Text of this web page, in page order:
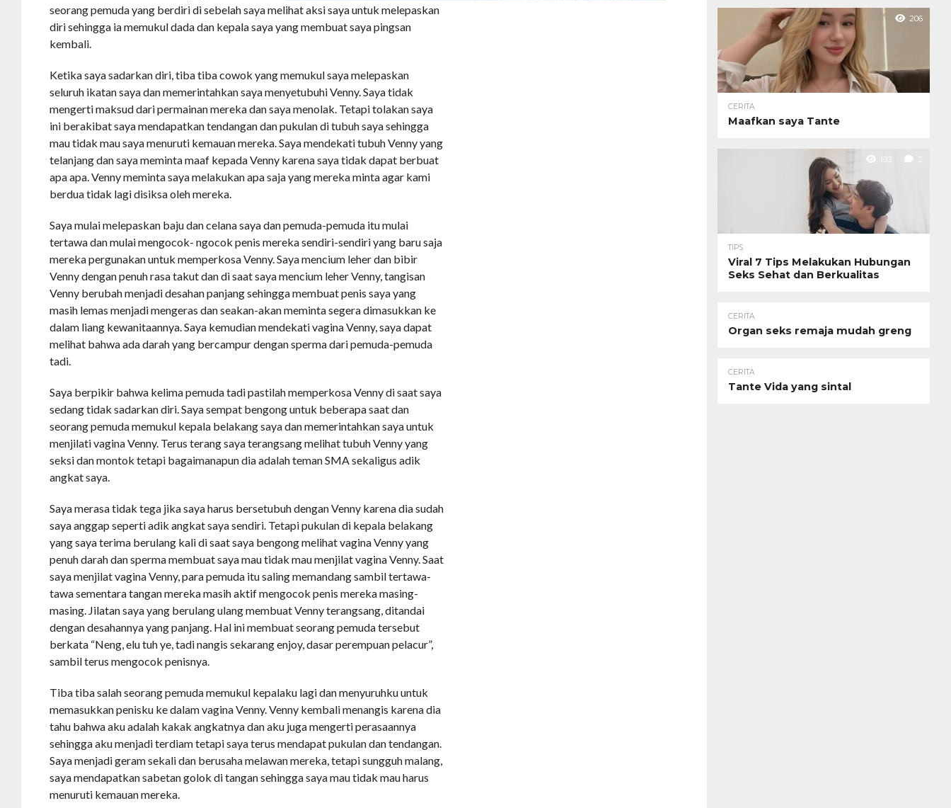
seorang pemuda yang berdiri di sebelah saya melihat aksi saya untuk melepaskan
diri sehingga ia memukul dada dan kepala saya yang membuat saya pingsan
kembali.
Ketika saya sadarkan diri, tiba tiba cowok yang memukul saya melepaskan
seluruh ikatan saya dan memerintahkan saya menyetubuhi Venny. Saya tidak
mengerti maksud dari permainan mereka dan saya menolak. Tetapi tolakan saya
ini berakibat saya mendapatkan tendangan dan pukulan di tubuh saya sehingga
mau tidak mau saya menuruti kemauan mereka. Saya mendekati tubuh Venny yang
telanjang dan saya meminta maaf kepada Venny karena saya tidak dapat berbuat
apa apa. Venny meminta saya melakukan apa saja yang mereka minta agar kami
berdua tidak lagi disiksa oleh mereka.
Saya mulai melepaskan baju dan celana saya dan pemuda-pemuda itu mulai
tertawa dan mulai mengocok- ngocok penis mereka sendiri-sendiri yang baru saja
mereka pergunakan untuk memperkosa Venny. Saya mencium leher dan bibir
Venny dengan penuh rasa takut dan di saat saya mencium leher Venny, tangisan
Venny berubah menjadi desahan panjang sehingga membuat penis saya yang
masih lemas menjadi mengeras dan seakan-akan meminta segera dimasukkan ke
dalam liang kewanitaannya. Saya kemudian mendekati vagina Venny, saya dapat
melihat bahwa ada darah yang bercampur dengan sperma dari pemuda-pemuda
tadi.
Saya berpikir bahwa kelima pemuda tadi pastilah memperkosa Venny di saat saya
sedang tidak sadarkan diri. Saya sempat bengong untuk beberapa saat dan
seorang pemuda memukul kepala belakang saya dan memerintahkan saya untuk
menjilati vagina Venny. Terus terang saya terangsang melihat tubuh Venny yang
seksi dan montok tetapi bagaimanapun dia adalah teman SMA sekaligus adik
angkat saya.
Saya merasa tidak tega jika saya harus bersetubuh dengan Venny karena dia sudah
saya anggap seperti adik angkat saya sendiri. Tetapi pukulan di kepala belakang
yang saya terima berulang kali di saat saya bengong melihat vagina Venny yang
penuh darah dan sperma membuat saya mau tidak mau menjilat vagina Venny. Saat
saya menjilat vagina Venny, para pemuda itu saling memandang sambil tertawa-
tawa sementara tangan mereka masih aktif mengocok penis mereka masing-
masing. Jilatan saya yang berulang ulang membuat Venny terangsang, ditandai
dengan desahannya yang panjang. Hal ini membuat seorang pemuda tersebut
berkata “Neng, elu tuh ye, tadi nangis sekarang enjoy, dasar perempuan pelacur”,
sambil terus mengocok penisnya.
Tiba tiba salah seorang pemuda memukul kepalaku lagi dan menyuruhku untuk
memasukkan penisku ke dalam vagina Venny. Venny kembali menangis karena dia
tahu bahwa aku adalah kakak angkatnya dan aku juga mengerti perasaannya
sehingga aku menjadi terdiam tetapi saya terus mendapat pukulan dan tendangan.
Saya menjadi geram sekali dan berusaha melawan mereka, tetapi sungguh malang,
saya mendapatkan sabetan golok di tangan sehingga saya mau tidak mau harus
menuruti kemauan mereka.
206
CERITA
Maafkan saya Tante
193 2
TIPS
Viral 7 Tips Melakukan Hubungan
Seks Sehat dan Berkualitas
CERITA
Organ seks remaja mudah greng
CERITA
Tante Vida yang sintal